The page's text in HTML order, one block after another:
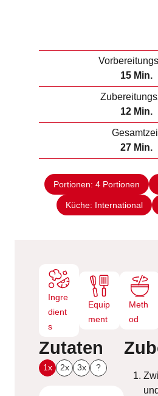
15M
i
t
e
Min.
12M
i
e
Min.
27M
i
n
u
t
Min.
Portionen: 4 Portionen
Küche: International
Ingre
dient
s
Equip
ment
Meth
od
Zutaten
1x 2x 3x ?